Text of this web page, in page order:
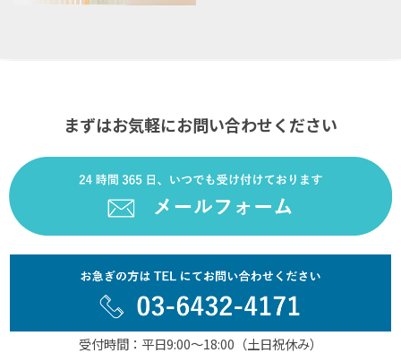
まずはお気軽にお問い合わせください
受付時間：平日9:00～18:00（土日祝休み）